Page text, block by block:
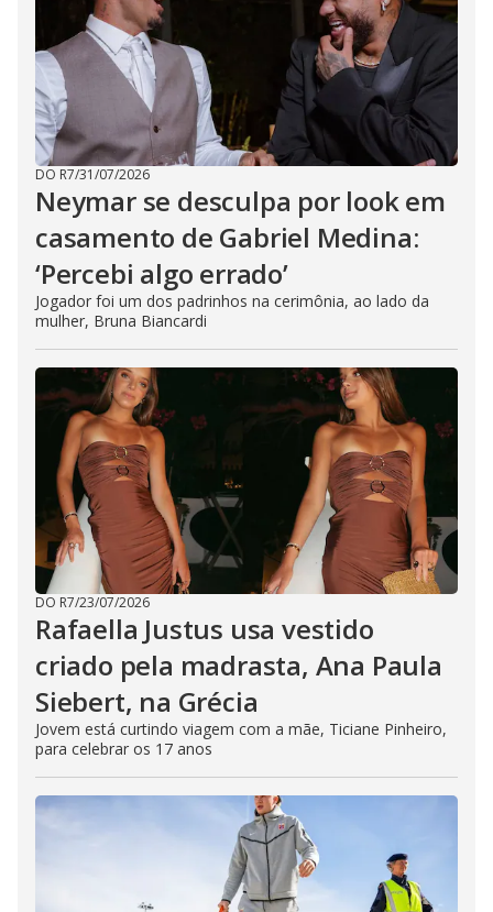
DO R7/31/07/2026
Neymar se desculpa por look em
casamento de Gabriel Medina:
‘Percebi algo errado’
Jogador foi um dos padrinhos na cerimônia, ao lado da
mulher, Bruna Biancardi
DO R7/23/07/2026
Rafaella Justus usa vestido
criado pela madrasta, Ana Paula
Siebert, na Grécia
Jovem está curtindo viagem com a mãe, Ticiane Pinheiro,
para celebrar os 17 anos